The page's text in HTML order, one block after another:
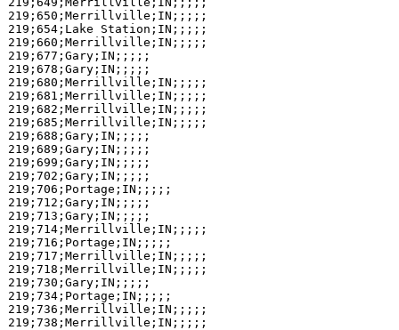
219;650;Merrillville;IN;;;;;
219;654;Lake Station;IN;;;;;
219;660;Merrillville;IN;;;;;
219;677;Gary;IN;;;;;
219;678;Gary;IN;;;;;
219;680;Merrillville;IN;;;;;
219;681;Merrillville;IN;;;;;
219;682;Merrillville;IN;;;;;
219;685;Merrillville;IN;;;;;
219;688;Gary;IN;;;;;
219;689;Gary;IN;;;;;
219;699;Gary;IN;;;;;
219;702;Gary;IN;;;;;
219;706;Portage;IN;;;;;
219;712;Gary;IN;;;;;
219;713;Gary;IN;;;;;
219;714;Merrillville;IN;;;;;
219;716;Portage;IN;;;;;
219;717;Merrillville;IN;;;;;
219;718;Merrillville;IN;;;;;
219;730;Gary;IN;;;;;
219;734;Portage;IN;;;;;
219;736;Merrillville;IN;;;;;
219;738;Merrillville;IN;;;;;